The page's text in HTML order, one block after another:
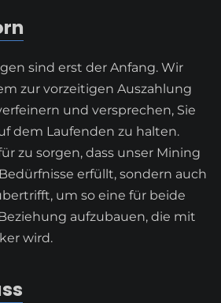
sind erst der Anfang. Wir
zur vorzeitigen Auszahlung
und versprechen, Sie
dem Laufenden zu halten.
zu sorgen, dass unser Mining
erfüllt, sondern auch
um so eine für beide
aufzubauen, die mit
wird.